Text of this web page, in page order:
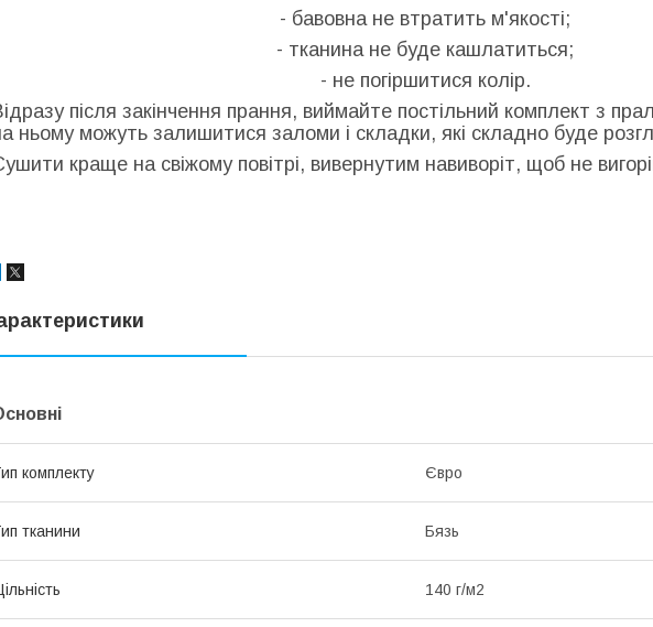
- бавовна не втратить м'якості;
- тканина не буде кашлатиться;
- не погіршитися колір.
після закінчення прання, виймайте постільний комплект з
ньому можуть залишитися заломи і складки, які складно буде
краще на свіжому повітрі, вивернутим навиворіт, щоб не
комплекту Євро
тканини Бязь
140 г/м2